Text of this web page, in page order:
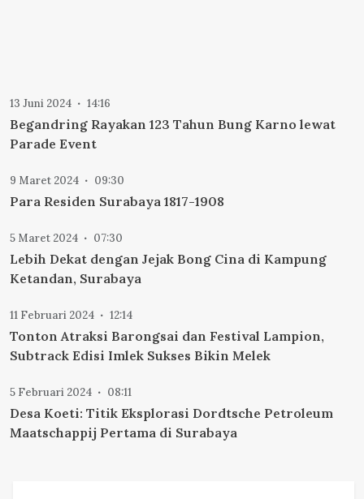
13 Juni 2024 14:16
Begandring Rayakan 123 Tahun Bung Karno lewat
Parade Event
9 Maret 2024 09:30
Para Residen Surabaya 1817-1908
5 Maret 2024 07:30
Lebih Dekat dengan Jejak Bong Cina di Kampung
Ketandan, Surabaya
11 Februari 2024 12:14
Tonton Atraksi Barongsai dan Festival Lampion,
Subtrack Edisi Imlek Sukses Bikin Melek
5 Februari 2024 08:11
Desa Koeti: Titik Eksplorasi Dordtsche Petroleum
Maatschappij Pertama di Surabaya